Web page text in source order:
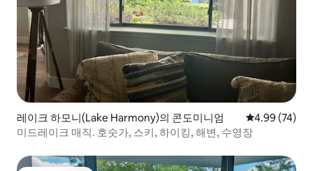
레이크 하모니(Lake Harmony)의 콘도미니엄 평점 4.99점(5
4.99 (74)
미드레이크 매직. 호숫가, 스키, 하이킹, 해변, 수영장